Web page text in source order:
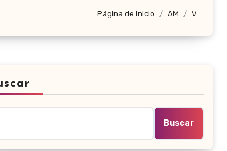
Página de inicio AM V
Buscar